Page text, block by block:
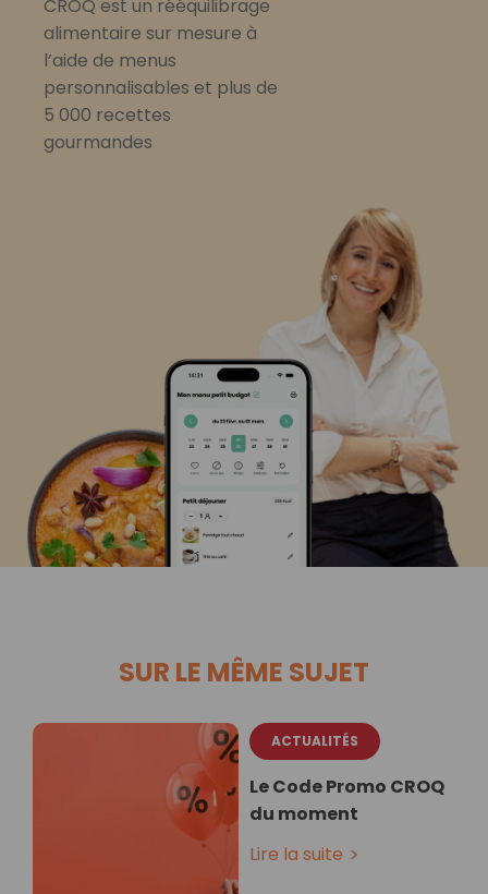
CROQ est un rééquilibrage
alimentaire sur mesure à
l’aide de menus
personnalisables et plus de
5 000 recettes
gourmandes
SUR LE MÊME SUJET
ACTUALITÉS
Le Code Promo CROQ
du moment
Lire la suite